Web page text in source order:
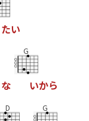
たい
な
G
いから
D G